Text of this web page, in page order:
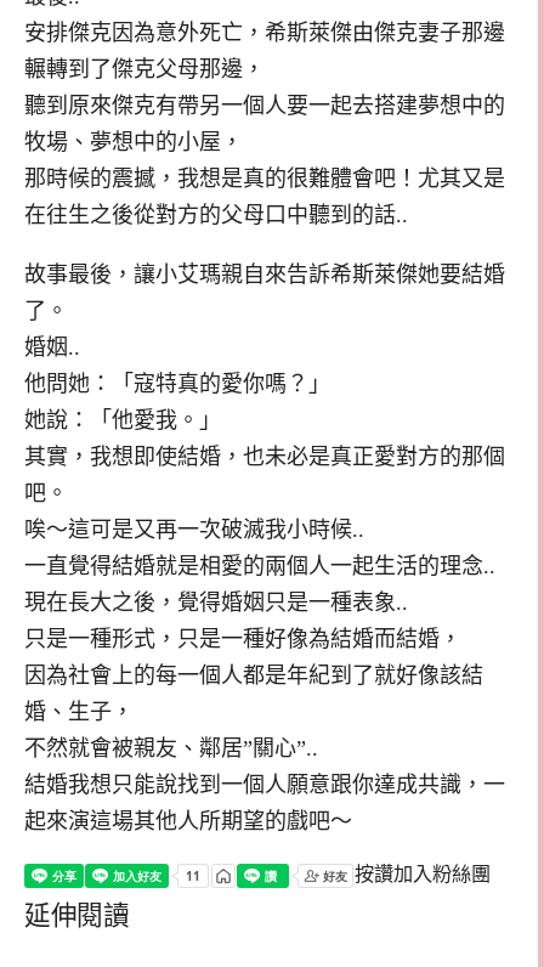
安排傑克因為意外死亡，希斯萊傑由傑克妻子那邊
輾轉到了傑克父母那邊，
聽到原來傑克有帶另一個人要一起去搭建夢想中的
牧場、夢想中的小屋，
那時候的震撼，我想是真的很難體會吧！尤其又是
在往生之後從對方的父母口中聽到的話..
故事最後，讓小艾瑪親自來告訴希斯萊傑她要結婚
了。
婚姻..
他問她：「寇特真的愛你嗎？」
她說：「他愛我。」
其實，我想即使結婚，也未必是真正愛對方的那個
吧。
唉～這可是又再一次破滅我小時候..
一直覺得結婚就是相愛的兩個人一起生活的理念..
現在長大之後，覺得婚姻只是一種表象..
只是一種形式，只是一種好像為結婚而結婚，
因為社會上的每一個人都是年紀到了就好像該結
婚、生子，
不然就會被親友、鄰居”關心”..
結婚我想只能說找到一個人願意跟你達成共識，一
起來演這場其他人所期望的戲吧～
按讚加入粉絲團
延伸閱讀